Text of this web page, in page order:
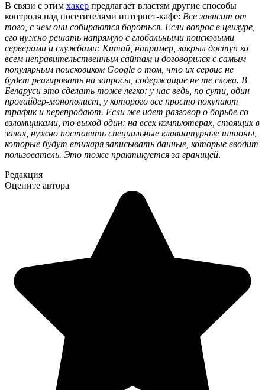
В связи с этим хакер предлагает властям другие способы
контроля над посетителями интернет-кафе: Все зависит от
того, с чем они собираются бороться. Если вопрос в цензуре,
его нужно решать напрямую с глобальными поисковыми
серверами и службами: Китай, например, закрыл доступ ко
всем неправительственным сайтам и договорился с самым
популярным поисковиком Google о том, что их сервис не
будет реагировать на запросы, содержащие не те слова. В
Беларуси это сделать тоже легко: у нас ведь, по сути, один
провайдер-монополист, у которого все просто покупают
трафик и перепродают. Если же идет разговор о борьбе со
взломщиками, то выход один: на всех компьютерах, стоящих в
залах, нужно поставить специальные клавиатурные шпионы,
которые будут втихаря записывать данные, которые вводит
пользователь. Это тоже практикуется за границей.
Редакция
Оцените автора